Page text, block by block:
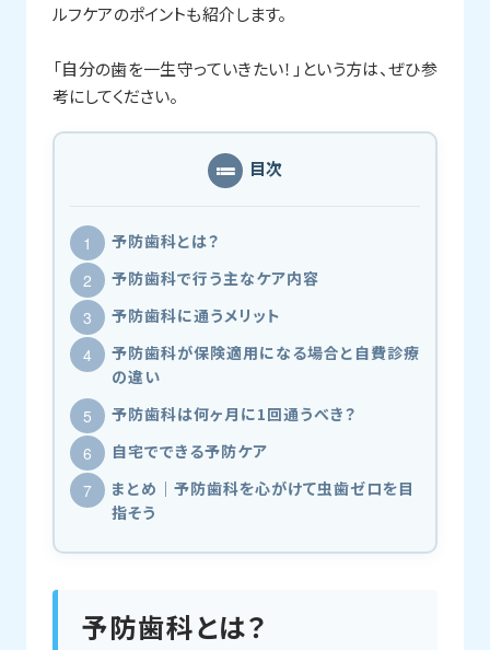
ルフケアのポイントも紹介します。
「自分の歯を一生守っていきたい！」という方は、ぜひ参
考にしてください。
目次
予防歯科とは？
予防歯科で行う主なケア内容
予防歯科に通うメリット
予防歯科が保険適用になる場合と自費診療
の違い
予防歯科は何ヶ月に1回通うべき？
自宅でできる予防ケア
まとめ｜予防歯科を心がけて虫歯ゼロを目
指そう
予防歯科とは？